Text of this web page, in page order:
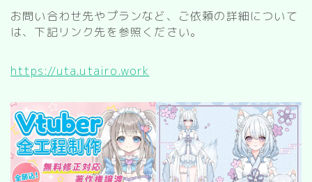
お問い合わせ先やプランなど、ご依頼の詳細について
は、下記リンク先を参照ください。
https://uta.utairo.work